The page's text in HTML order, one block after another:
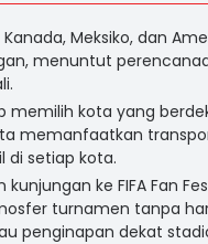
Meksiko, dan
menuntut
memilih kota yang
memanfaatkan
di setiap kota.
ke FIFA Fan
turnamen tanpa
penginapan dekat